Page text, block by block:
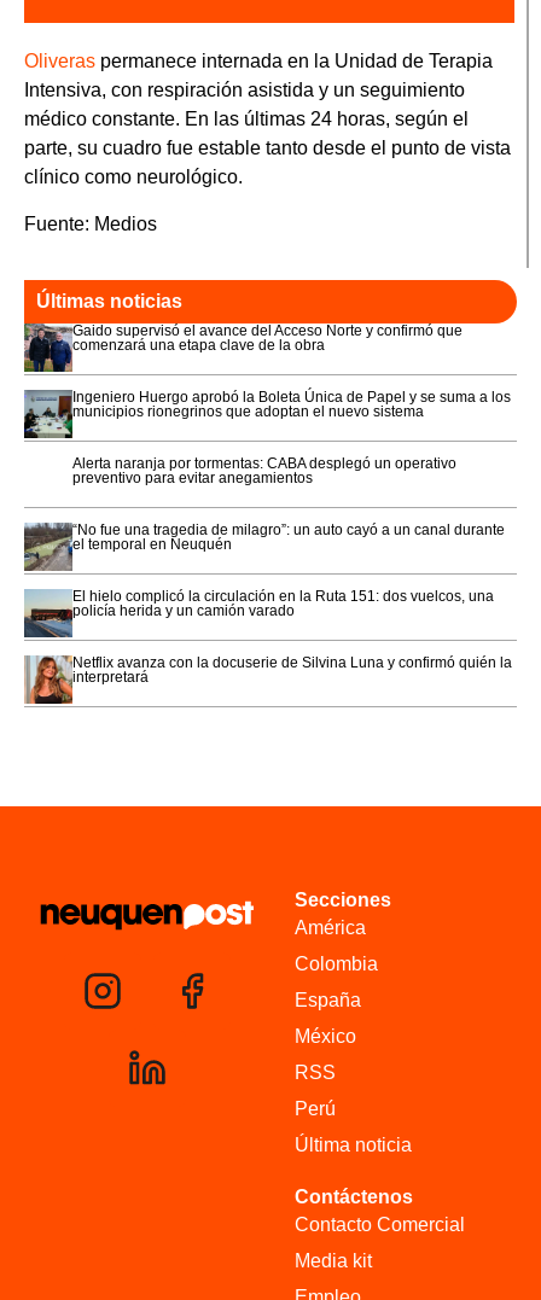
Oliveras permanece internada en la Unidad de Terapia
Intensiva, con respiración asistida y un seguimiento
médico constante. En las últimas 24 horas, según el
parte, su cuadro fue estable tanto desde el punto de vista
clínico como neurológico.
Fuente: Medios
Últimas noticias
Gaido supervisó el avance del Acceso Norte y confirmó que
comenzará una etapa clave de la obra
Ingeniero Huergo aprobó la Boleta Única de Papel y se suma a los
municipios rionegrinos que adoptan el nuevo sistema
Alerta naranja por tormentas: CABA desplegó un operativo
preventivo para evitar anegamientos
“No fue una tragedia de milagro”: un auto cayó a un canal durante
el temporal en Neuquén
El hielo complicó la circulación en la Ruta 151: dos vuelcos, una
policía herida y un camión varado
Netflix avanza con la docuserie de Silvina Luna y confirmó quién la
interpretará
Secciones
América
Colombia
España
México
RSS
Perú
Última noticia
Contáctenos
Contacto Comercial
Media kit